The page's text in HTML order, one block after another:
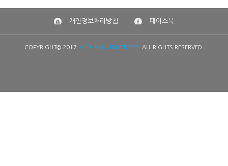
개인정보처리방침 페이스북
COPYRIGHT© 2017 KOOKMIN UNIVERSITY. ALL RIGHTS RESERVED.